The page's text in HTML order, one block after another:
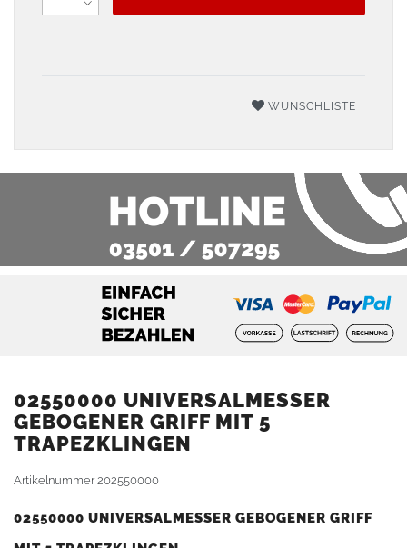
WUNSCHLISTE
02550000 UNIVERSALMESSER
GEBOGENER GRIFF MIT 5
TRAPEZKLINGEN
Artikelnummer202550000
02550000 UNIVERSALMESSER GEBOGENER GRIFF